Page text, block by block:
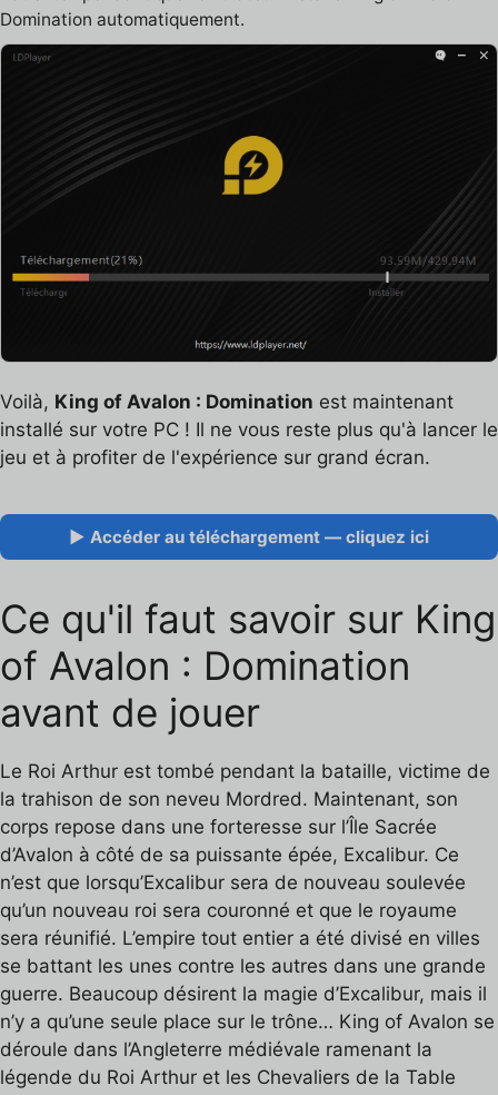
Domination automatiquement.
Voilà, King of Avalon : Domination est maintenant
installé sur votre PC ! Il ne vous reste plus qu'à lancer le
jeu et à profiter de l'expérience sur grand écran.
▶ Accéder au téléchargement — cliquez ici
Ce qu'il faut savoir sur King
of Avalon : Domination
avant de jouer
Le Roi Arthur est tombé pendant la bataille, victime de
la trahison de son neveu Mordred. Maintenant, son
corps repose dans une forteresse sur l’Île Sacrée
d’Avalon à côté de sa puissante épée, Excalibur. Ce
n’est que lorsqu’Excalibur sera de nouveau soulevée
qu’un nouveau roi sera couronné et que le royaume
sera réunifié. L’empire tout entier a été divisé en villes
se battant les unes contre les autres dans une grande
guerre. Beaucoup désirent la magie d’Excalibur, mais il
n’y a qu’une seule place sur le trône… King of Avalon se
déroule dans l’Angleterre médiévale ramenant la
légende du Roi Arthur et les Chevaliers de la Table